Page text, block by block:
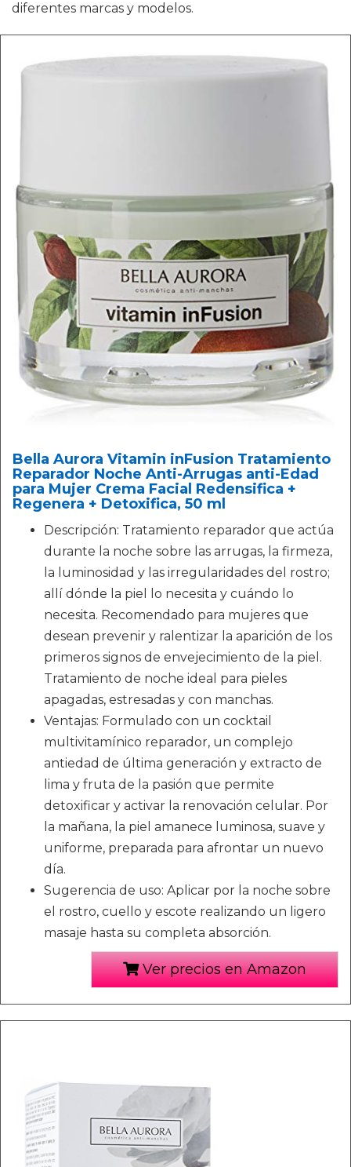
diferentes marcas y modelos.
Bella Aurora Vitamin inFusion Tratamiento
Reparador Noche Anti-Arrugas anti-Edad
para Mujer Crema Facial Redensifica +
Regenera + Detoxifica, 50 ml
Descripción: Tratamiento reparador que actúa
durante la noche sobre las arrugas, la firmeza,
la luminosidad y las irregularidades del rostro;
allí dónde la piel lo necesita y cuándo lo
necesita. Recomendado para mujeres que
desean prevenir y ralentizar la aparición de los
primeros signos de envejecimiento de la piel.
Tratamiento de noche ideal para pieles
apagadas, estresadas y con manchas.
Ventajas: Formulado con un cocktail
multivitamínico reparador, un complejo
antiedad de última generación y extracto de
lima y fruta de la pasión que permite
detoxificar y activar la renovación celular. Por
la mañana, la piel amanece luminosa, suave y
uniforme, preparada para afrontar un nuevo
día.
Sugerencia de uso: Aplicar por la noche sobre
el rostro, cuello y escote realizando un ligero
masaje hasta su completa absorción.
Ver precios en Amazon